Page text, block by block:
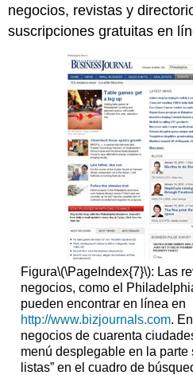
negocios, revistas y
suscripciones gratuitas en
Figura\(\PageIndex{7}\): Las
negocios, como el
pueden encontrar en línea en
http://www.bizjournals.com.
negocios de cuarenta
menú desplegable en la parte
listas” en el cuadro de